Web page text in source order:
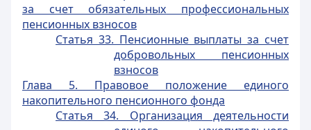
за счет обязательных профессиональных
пенсионных взносов
Статья 33. Пенсионные выплаты за счет
добровольных пенсионных
взносов
Глава 5. Правовое положение единого
накопительного пенсионного фонда
Статья 34. Организация деятельности